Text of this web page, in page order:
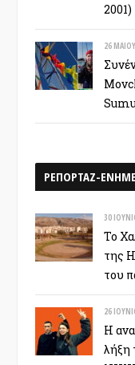
2001)
26
ΡΕΠΟΡΤΑΖ-
30
Το
της
του
26
Η
λήξη